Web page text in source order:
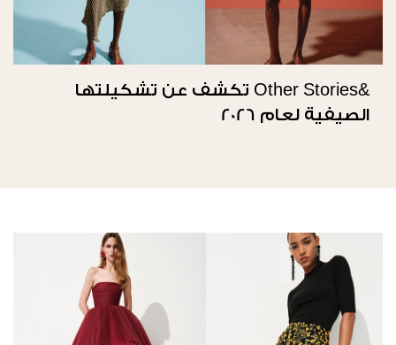
&Other Stories تكشف عن تشكيلتها
الصيفية لعام 2026